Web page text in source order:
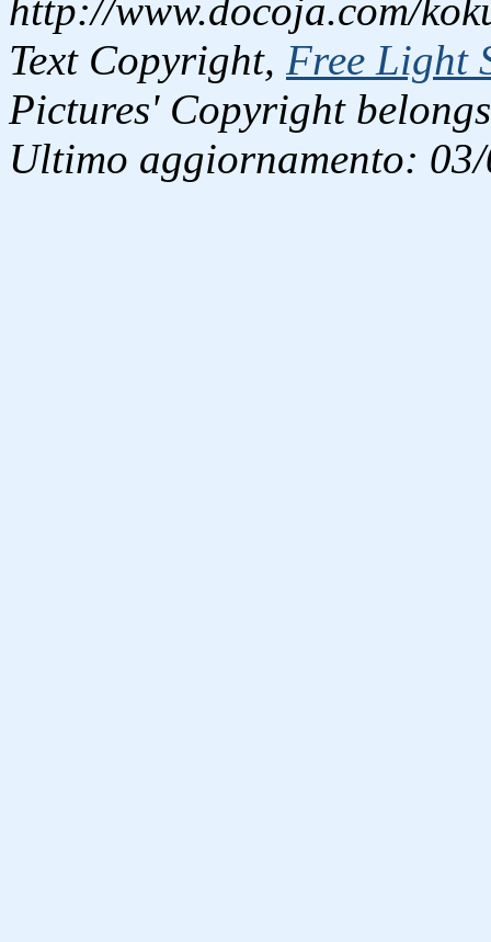
http://www.docoja.com/
Text Copyright, Free Light
Pictures' Copyright
Ultimo aggiornamento: